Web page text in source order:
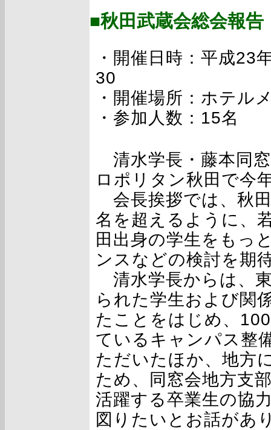
■秋田武蔵会総会報告
・開催日時：平成23
30
・開催場所：ホテル
・参加人数：15名
清水学長・藤本同
ロポリタン秋田で今
会長挨拶では、秋
名を超えるように、
田出身の学生をもっ
ンスなどの検討を期
清水学長からは、
られた学生および関
たことをはじめ、
ているキャンパス整
ただいたほか、地方
ため、同窓会地方支
活躍する卒業生の協
図りたいとお話があ